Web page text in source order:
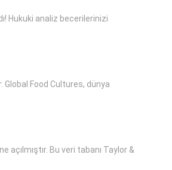
Hukuki analiz becerilerinizi
Global Food Cultures, dünya
Bu veri tabanı Taylor &